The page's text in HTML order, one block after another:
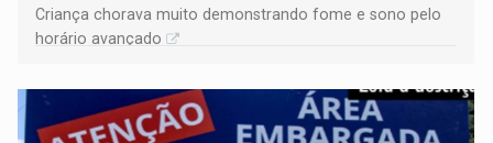
Criança chorava muito demonstrando fome e sono pelo
horário avançado